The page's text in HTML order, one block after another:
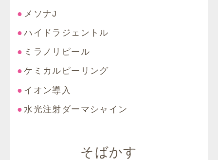
メソナJ
ハイドラジェントル
ミラノリピール
ケミカルピーリング
イオン導入
水光注射ダーマシャイン
そばかす